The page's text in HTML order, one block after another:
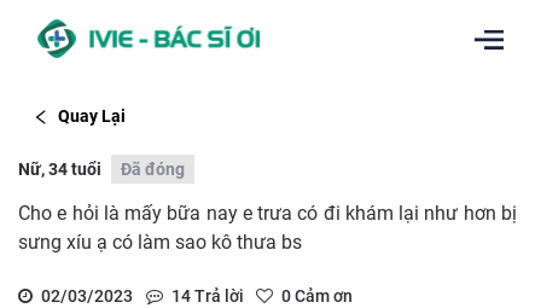
Quay Lại
Nữ, 34 tuổi Đã đóng
Cho e hỏi là mấy bữa nay e trưa có đi khám lại như hơn bị
sưng xíu ạ có làm sao kô thưa bs
02/03/2023 14Trả lời 0Cảm ơn